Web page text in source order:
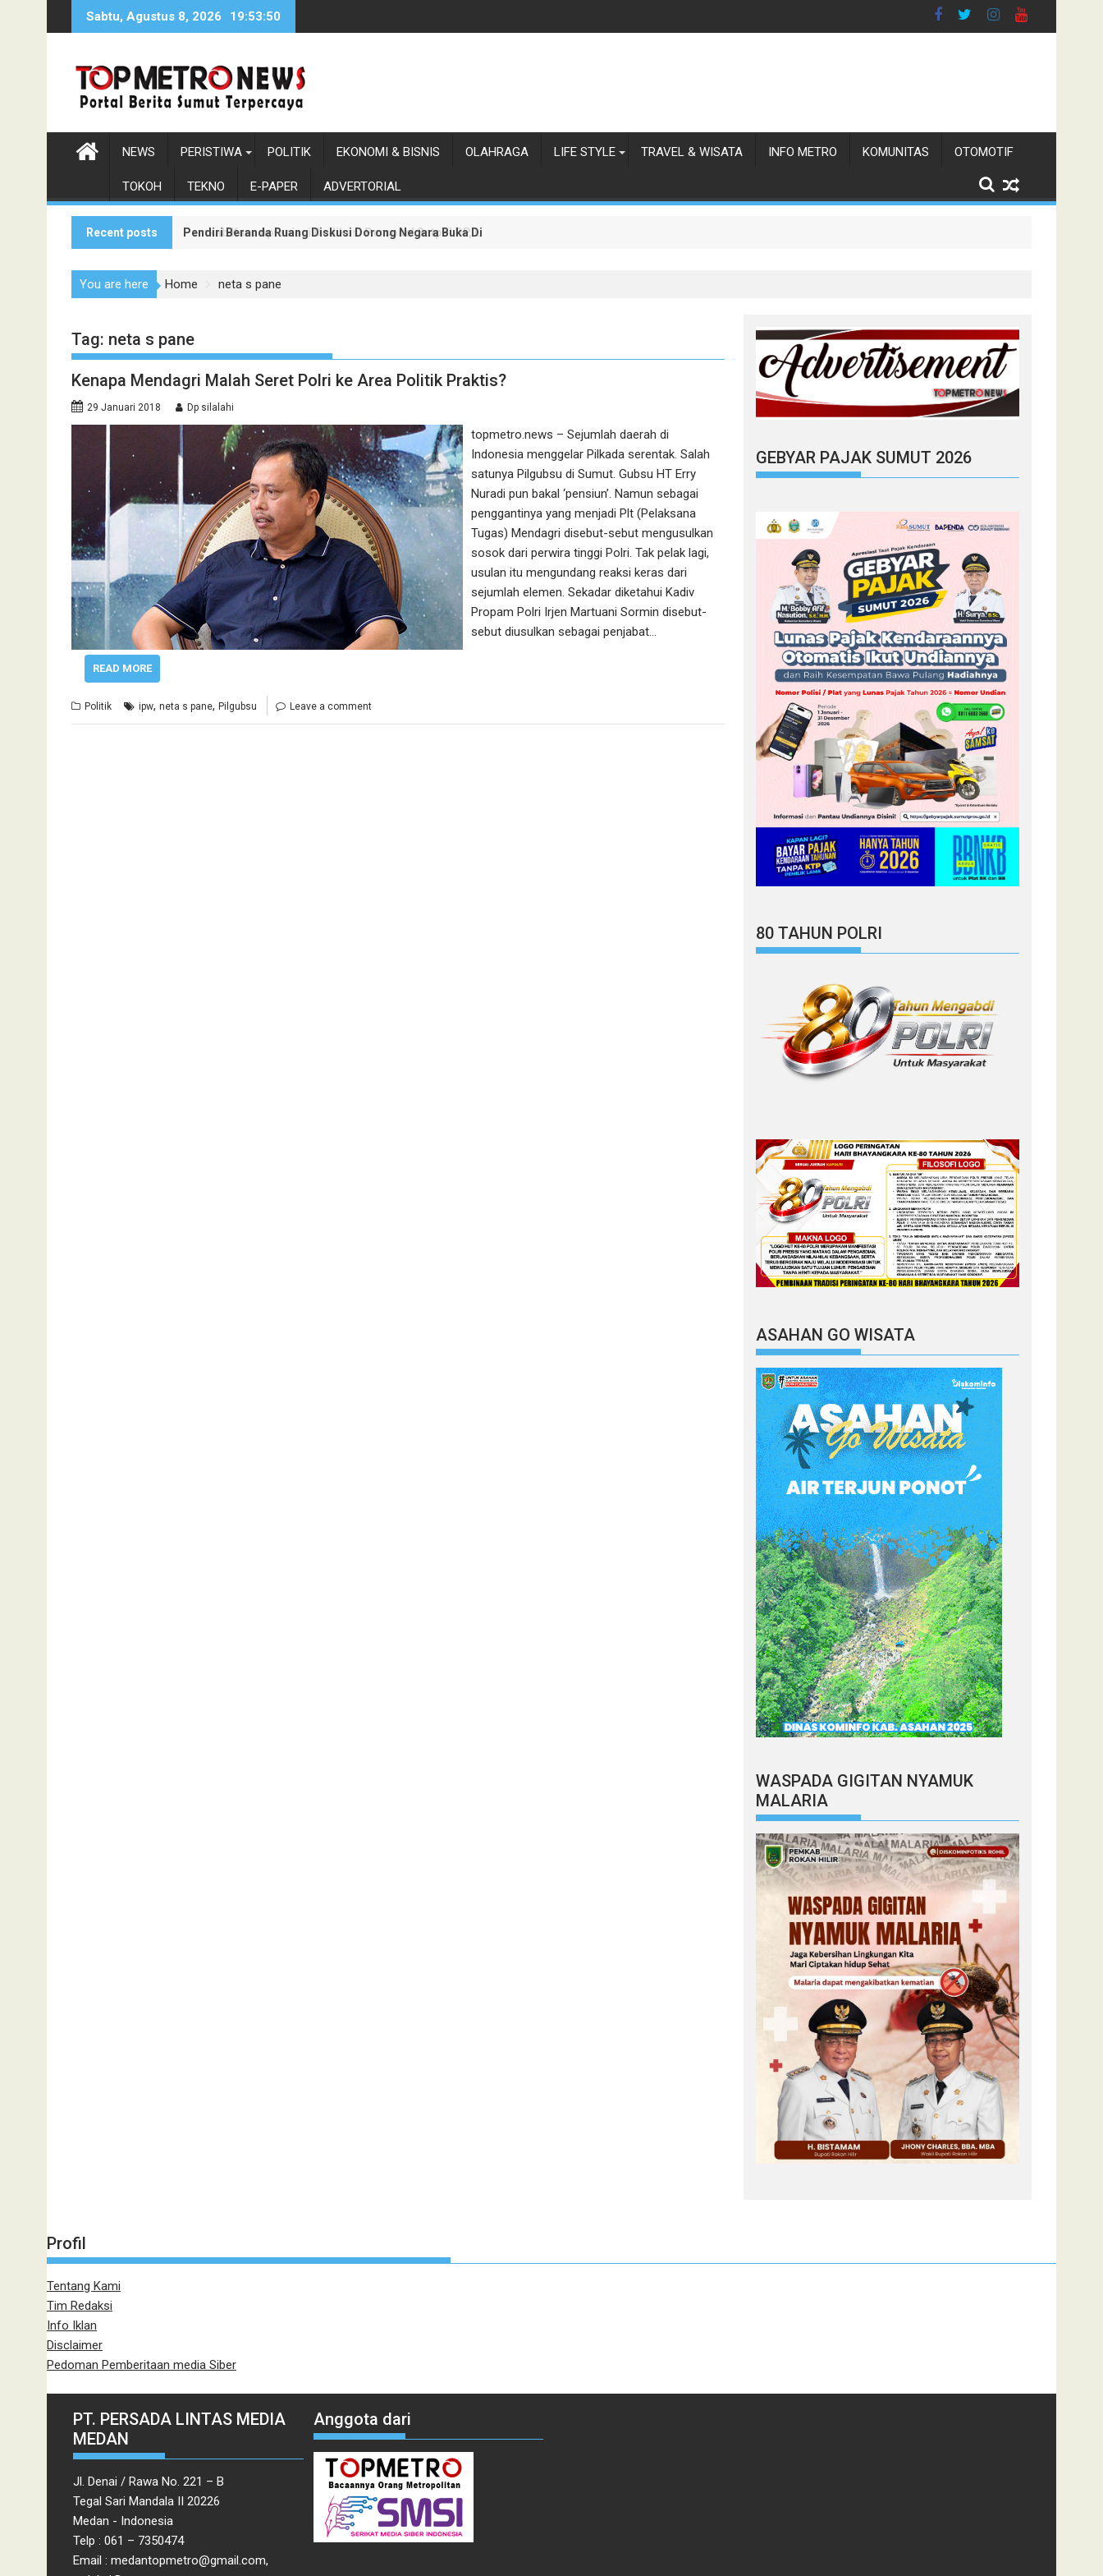
Sabtu, Agustus 8, 2026 19:53:51
NEWS PERISTIWA POLITIK EKONOMI & BISNIS OLAHRAGA LIFE STYLE TRAVEL & WISATA INFO METRO KOMUNITAS OTOMOTIF
TOKOH TEKNO E-PAPER ADVERTORIAL
Recent posts Pendiri Beranda Ruang Diskusi Dorong Negara Buka Dialog dalam Penyelesaian BLBI
Pemkab Karo Apresiasi Dedikasi Personel Satpol PP, Linmas, dan Pemadam Kebakaran
You are here Home neta s pane
Tag: neta s pane
Kenapa Mendagri Malah Seret Polri ke Area Politik Praktis?
29 Januari 2018 Dp silalahi
topmetro.news – Sejumlah daerah di
Indonesia menggelar Pilkada serentak. Salah
satunya Pilgubsu di Sumut. Gubsu HT Erry
Nuradi pun bakal ‘pensiun’. Namun sebagai
penggantinya yang menjadi Plt (Pelaksana
Tugas) Mendagri disebut-sebut mengusulkan
sosok dari perwira tinggi Polri. Tak pelak lagi,
usulan itu mengundang reaksi keras dari
sejumlah elemen. Sekadar diketahui Kadiv
Propam Polri Irjen Martuani Sormin disebut-
sebut diusulkan sebagai penjabat…
READ MORE
Politik ipw, neta s pane, Pilgubsu Leave a comment
GEBYAR PAJAK SUMUT 2026
80 TAHUN POLRI
ASAHAN GO WISATA
WASPADA GIGITAN NYAMUK
MALARIA
Profil
Tentang Kami
Tim Redaksi
Info Iklan
Disclaimer
Pedoman Pemberitaan media Siber
PT. PERSADA LINTAS MEDIA
MEDAN
Jl. Denai / Rawa No. 221 – B
Tegal Sari Mandala II 20226
Medan - Indonesia
Telp : 061 – 7350474
Email : medantopmetro@gmail.com,
Anggota dari